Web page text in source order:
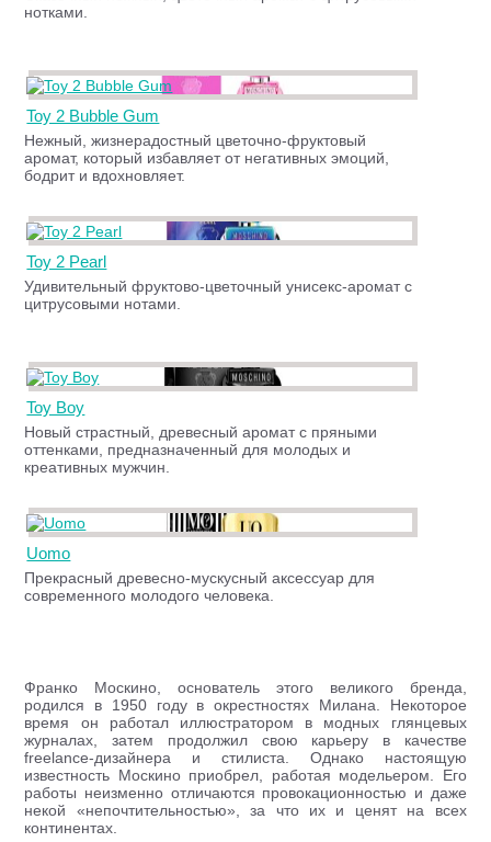
нотками.
Toy 2 Bubble Gum
Нежный, жизнерадостный цветочно-фруктовый
аромат, который избавляет от негативных эмоций,
бодрит и вдохновляет.
Toy 2 Pearl
Удивительный фруктово-цветочный унисекс-аромат с
цитрусовыми нотами.
Toy Boy
Новый страстный, древесный аромат с пряными
оттенками, предназначенный для молодых и
креативных мужчин.
Uomo
Прекрасный древесно-мускусный аксессуар для
современного молодого человека.
Франко Москино, основатель этого великого бренда,
родился в 1950 году в окрестностях Милана. Некоторое
время он работал иллюстратором в модных глянцевых
журналах, затем продолжил свою карьеру в качестве
freelance-дизайнера и стилиста. Однако настоящую
известность Москино приобрел, работая модельером. Его
работы неизменно отличаются провокационностью и даже
некой «непочтительностью», за что их и ценят на всех
континентах.